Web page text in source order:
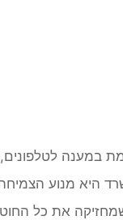
לטלפונים,
היא מנוע
את כל